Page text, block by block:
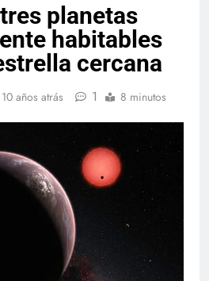
planetas
habitables
cercana
10 años atrás 1 8 minutos